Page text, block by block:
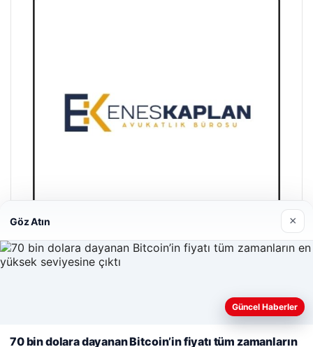
Enes Kaplan Avukatlık Bürosu
Web sitemizi nasıl kullandığınızı daha iyi anlayabilmek,
Göz Atın ×
Güncel Haberler
70 bin dolara dayanan Bitcoin’in fiyatı tüm zamanların